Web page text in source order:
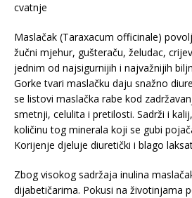
cvatnje
Maslačak (Taraxacum officinale)
žučni mjehur, gušteraču, želudac,
jednim od najsigurnijih i najvažnijih
Gorke tvari maslačku daju snažno
se listovi maslačka rabe kod
smetnji, celulita i pretilosti. Sadrži i
količinu tog minerala koji se gubi
Korijenje djeluje diuretički i blago
Zbog visokog sadržaja inulina
dijabetičarima. Pokusi na životinjama